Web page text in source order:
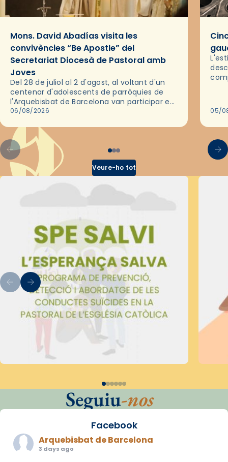
Mons. David Abadías visita les
convivències “Be Apostle” del
Secretariat Diocesà de Pastoral amb
Joves
Del 28 de juliol al 2 d'agost, al voltant d'un
centenar d'adolescents de parròquies de
l'Arquebisbat de Barcelona van participar en
les convivències Be Apostle, organitzades
06/08/2026 05/
Veure-ho tot
Seguiu-nos
Facebook
Arquebisbat de Barcelona
3 days ago